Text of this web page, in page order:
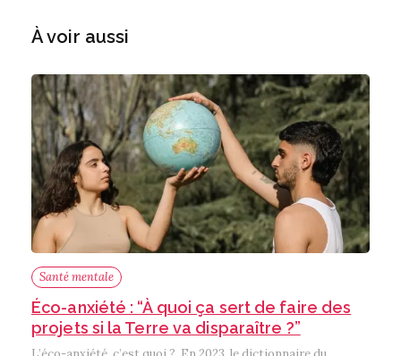
À voir aussi
Santé mentale
Éco-anxiété : “À quoi ça sert de faire des
projets si la Terre va disparaître ?”